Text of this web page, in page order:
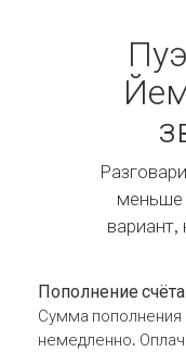
меньше
Пополнение счёта
Сумма пополнения
немедленно.